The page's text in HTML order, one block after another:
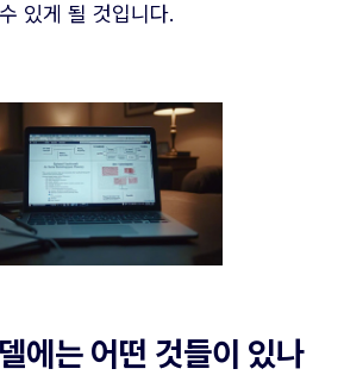
있게 될 것입니다.
에는 어떤 것들이 있나